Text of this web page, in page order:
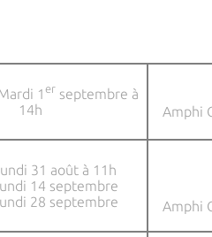
1 er septembre à
14h
Amphi
31 août à 11h
14 septembre
28 septembre
Amphi